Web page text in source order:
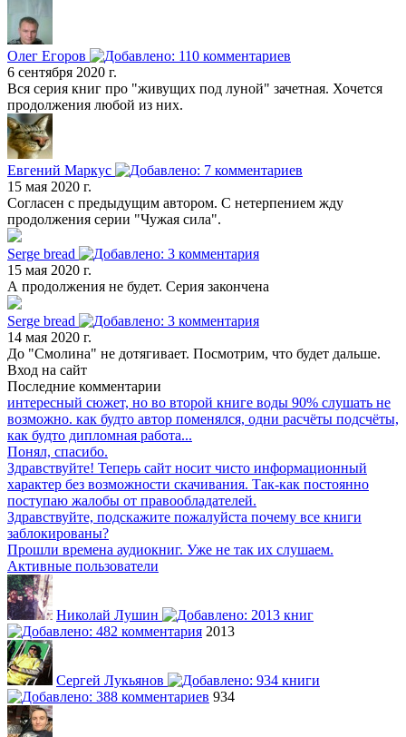
Олег Егоров
6 сентября 2020 г.
Вся серия книг про "живущих под луной" зачетная. Хочется
продолжения любой из них.
Евгений Маркус
15 мая 2020 г.
Согласен с предыдущим автором. С нетерпением жду
продолжения серии "Чужая сила".
Serge bread
15 мая 2020 г.
А продолжения не будет. Серия закончена
Serge bread
14 мая 2020 г.
До "Смолина" не дотягивает. Посмотрим, что будет дальше.
Вход на сайт
Последние комментарии
интересный сюжет, но во второй книге воды 90% слушать не
возможно. как будто автор поменялся, одни расчёты подсчёты,
как будто дипломная работа...
Понял, спасибо.
Здравствуйте! Теперь сайт носит чисто информационный
характер без возможности скачивания. Так-как постоянно
поступаю жалобы от правообладателей.
Здравствуйте, подскажите пожалуйста почему все книги
заблокированы?
Прошли времена аудиокниг. Уже не так их слушаем.
Активные пользователи
Николай Лушин
2013
Сергей Лукьянов
934